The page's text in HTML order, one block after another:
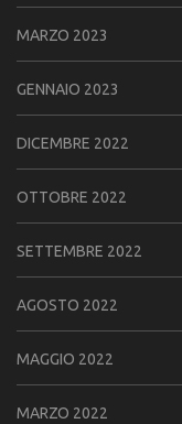
MARZO 2023
GENNAIO 2023
DICEMBRE 2022
OTTOBRE 2022
SETTEMBRE 2022
AGOSTO 2022
MAGGIO 2022
MARZO 2022